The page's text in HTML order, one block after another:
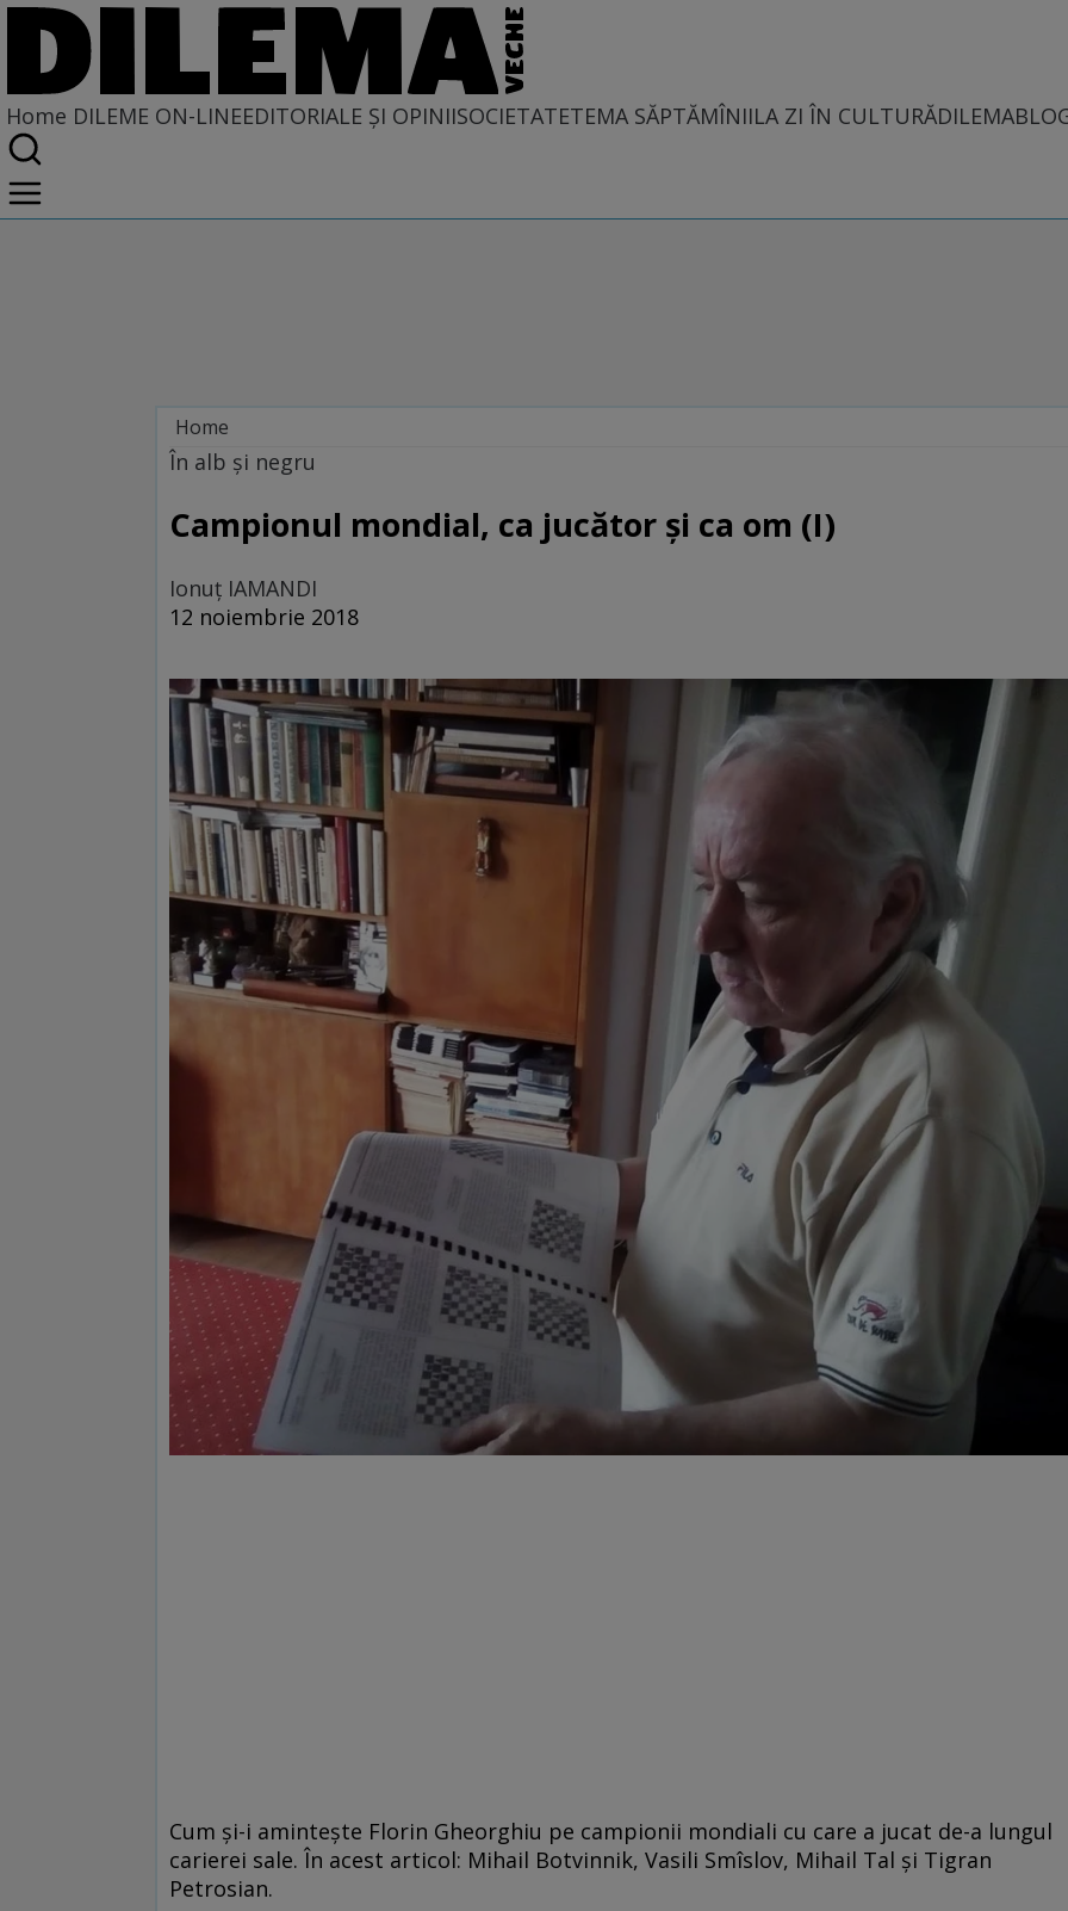
Home DILEME ON-LINEEDITORIALE ȘI OPINIISOCIETATETEMA SĂPTĂMÎNIILA ZI ÎN CULTURĂ
Home
Dileme on-line
În alb şi negru
Campionul mondial, ca jucător și ca om (I)
Ionuţ IAMANDI
12 noiembrie 2018
Cum și-i amintește Florin Gheorghiu pe campionii mondiali cu care a jucat de-a lungul
carierei sale. În acest articol: Mihail Botvinnik, Vasili Smîslov, Mihail Tal și Tigran
Petrosian.